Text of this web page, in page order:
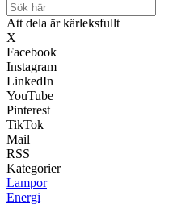
Att dela är kärleksfullt
X
Facebook
Instagram
LinkedIn
YouTube
Pinterest
TikTok
Mail
RSS
Kategorier
Lampor
Energi